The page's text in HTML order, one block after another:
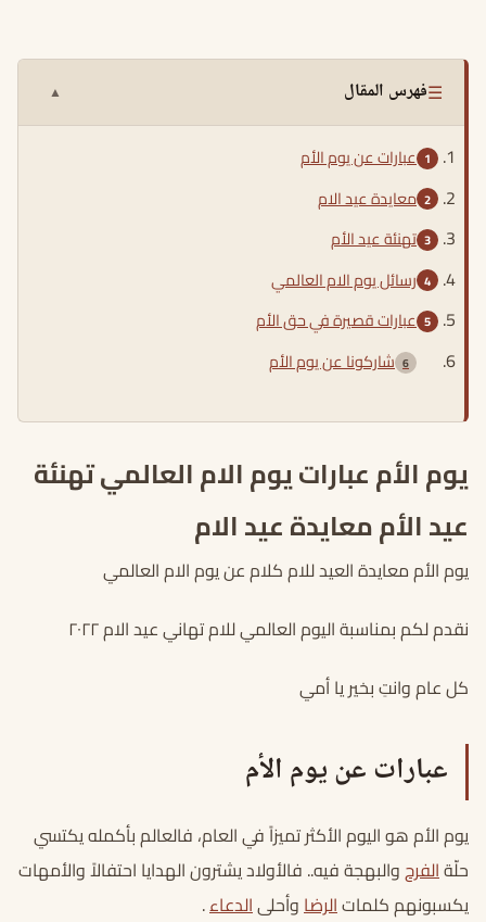
☰فهرس المقال ▲
عبارات عن يوم الأم
معايدة عيد الام
تهنئة عيد الأم
رسائل يوم الام العالمي
عبارات قصيرة في حق الأم
شاركونا عن يوم الأم
يوم الأم عبارات يوم الام العالمي تهنئة
عيد الأم معايدة عيد الام
يوم الأم معايدة العيد للام كلام عن يوم الام العالمي
نقدم لكم بمناسبة اليوم العالمي للام تهاني عيد الام ٢٠٢٢
كل عام وانتِ بخير يا أمي
عبارات عن يوم الأم
يوم الأم هو اليوم الأكثر تميزاً في العام، فالعالم بأكمله يكتسي
حلّةالفرحوالبهجة فيه.. فالأولاد يشترون الهدايا احتفالاً والأمهات
يكسبونهم كلماتالرضاوأحلىالدعاء.